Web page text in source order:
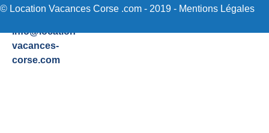
info@location-
vacances-
corse.com
Sartene
© Location Vacances Corse .com - 2019 - Mentions Légales